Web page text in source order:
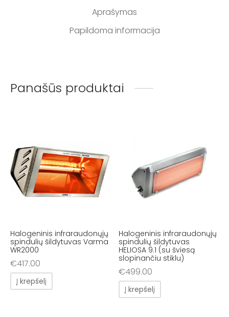
Aprašymas
Papildoma informacija
Panašūs produktai
Halogeninis infraraudonųjų
spindulių šildytuvas Varma
WR2000
€417.00
Į krepšelį
Halogeninis infraraudonųjų
spindulių šildytuvas
HELIOSA 9.1 (su šviesą
slopinančiu stiklu)
€499.00
Į krepšelį